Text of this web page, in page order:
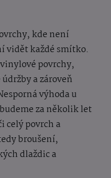
kde není
vidět každé smítko.
povrchy,
a zároveň
výhoda u
za několik let
celý povrch a
broušení,
dlaždic a